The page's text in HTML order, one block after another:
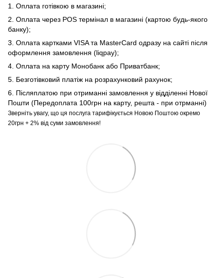
1. Оплата готівкою в магазині;
2. Оплата через POS термінал в магазині (картою будь-якого
банку);
3. Оплата картками VISA та MasterCard одразу на сайті після
оформлення замовлення (liqpay);
4. Оплата на карту Монобанк або Приватбанк;
5. Безготівковий платіж на розрахунковий рахунок;
6. Післяплатою при отриманні замовлення у відділенні Нової
Пошти (Передоплата 100грн на карту, решта - при отрманні)
Зверніть увагу, що ця послуга тарифікується Новою Поштою окремо
20грн + 2% від суми замовлення!